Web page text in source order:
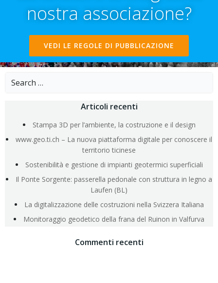
nostra associazione?
VEDI LE REGOLE DI PUBBLICAZIONE
Search
Articoli recenti
Stampa 3D per l’ambiente, la costruzione e il design
www.geo.ti.ch – La nuova piattaforma digitale per conoscere il
territorio ticinese
Sostenibilità e gestione di impianti geotermici superficiali
Il Ponte Sorgente: passerella pedonale con struttura in legno a
Laufen (BL)
La digitalizzazione delle costruzioni nella Svizzera Italiana
Monitoraggio geodetico della frana del Ruinon in Valfurva
Commenti recenti